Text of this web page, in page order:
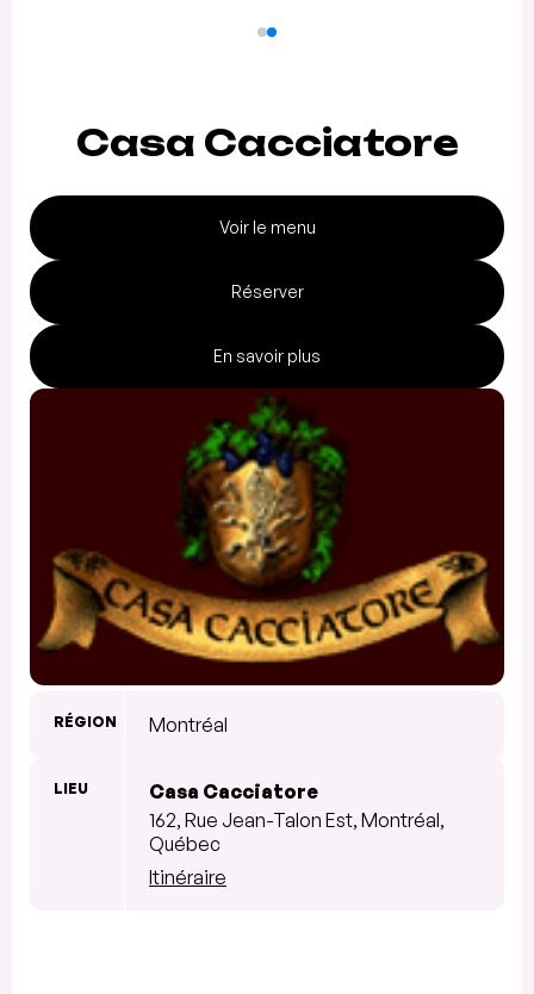
Casa Cacciatore
Voir le menu
Réserver
En savoir plus
RÉGION Montréal
LIEU
Casa Cacciatore
162, Rue Jean-Talon Est, Montréal,
Québec
Itinéraire